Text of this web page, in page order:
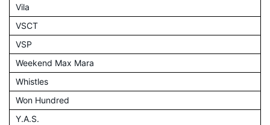
Vila
VSCT
VSP
Weekend Max Mara
Whistles
Won Hundred
Y.A.S.